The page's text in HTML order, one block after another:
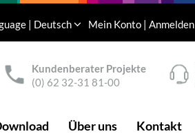
| Deutsch Mein Konto | Anmelden
Kundenberater Projekte
(0) 62 32-31 81-00
Über uns Kontakt